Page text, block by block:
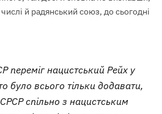
й радянський союз, до сьогодні
переміг нацистський Рейх у
було всього тільки додавати,
спільно з нацистським